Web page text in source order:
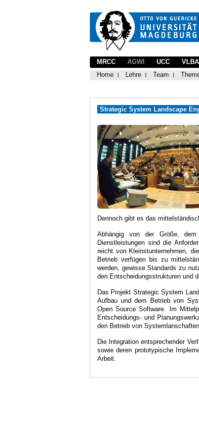
MRCC
AGWI
Home
Lehre Team
UCC VLBA
Strategic System Landscape
Dennoch gibt es das
Abhängig von der Größe, dem
Dienstleistungen sind die
reicht von Kleinstunternehmen,
Betrieb verfügen bis zu
werden, gewisse Standards zu
den Entscheidungsstrukturen und
Das Projekt Strategic System
Aufbau und dem Betrieb von
Open Source Software. Im
Entscheidungs- und
den Betrieb von
Die Integration entsprechender
sowie deren prototypische
Arbeit.